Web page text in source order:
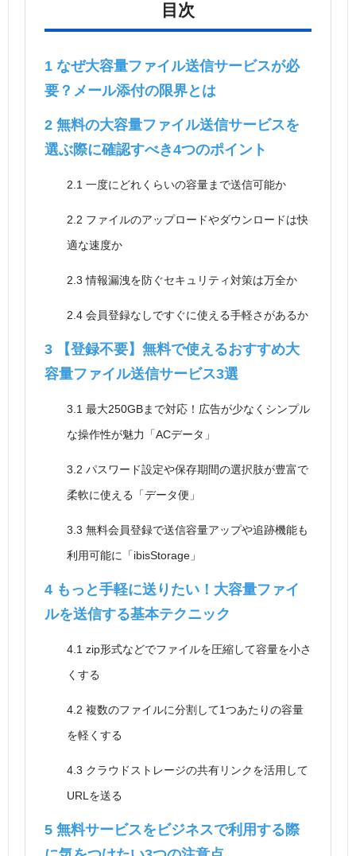
目次
1 なぜ大容量ファイル送信サービスが必
要？メール添付の限界とは
2 無料の大容量ファイル送信サービスを
選ぶ際に確認すべき4つのポイント
2.1 一度にどれくらいの容量まで送信可能か
2.2 ファイルのアップロードやダウンロードは快
適な速度か
2.3 情報漏洩を防ぐセキュリティ対策は万全か
2.4 会員登録なしですぐに使える手軽さがあるか
3 【登録不要】無料で使えるおすすめ大
容量ファイル送信サービス3選
3.1 最大250GBまで対応！広告が少なくシンプル
な操作性が魅力「ACデータ」
3.2 パスワード設定や保存期間の選択肢が豊富で
柔軟に使える「データ便」
3.3 無料会員登録で送信容量アップや追跡機能も
利用可能に「ibisStorage」
4 もっと手軽に送りたい！大容量ファイ
ルを送信する基本テクニック
4.1 zip形式などでファイルを圧縮して容量を小さ
くする
4.2 複数のファイルに分割して1つあたりの容量
を軽くする
4.3 クラウドストレージの共有リンクを活用して
URLを送る
5 無料サービスをビジネスで利用する際